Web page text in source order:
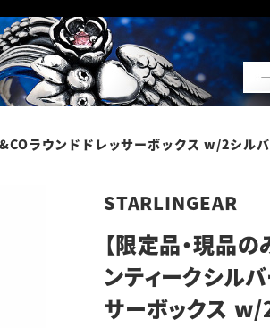
ドレッサーボックス w/2シルバー＆ブラスタイ
STARLINGEAR
【限定品・現品
ンティークシル
サーボックス w/